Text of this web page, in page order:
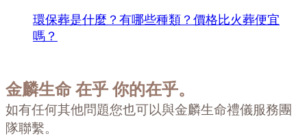
環保葬是什麼？有哪些種類？價格比火葬便宜
嗎？
金麟生命在乎 你的在乎。
如有任何其他問題您也可以與金麟生命禮儀服務團
隊聯繫。